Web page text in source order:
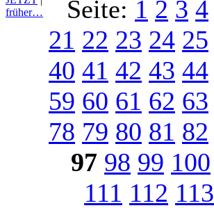
früher…
Seite: 1 2 3 4
21 22 23 24 25
40 41 42 43 44
59 60 61 62 63
78 79 80 81 82
97 98 99 100
111 112 113